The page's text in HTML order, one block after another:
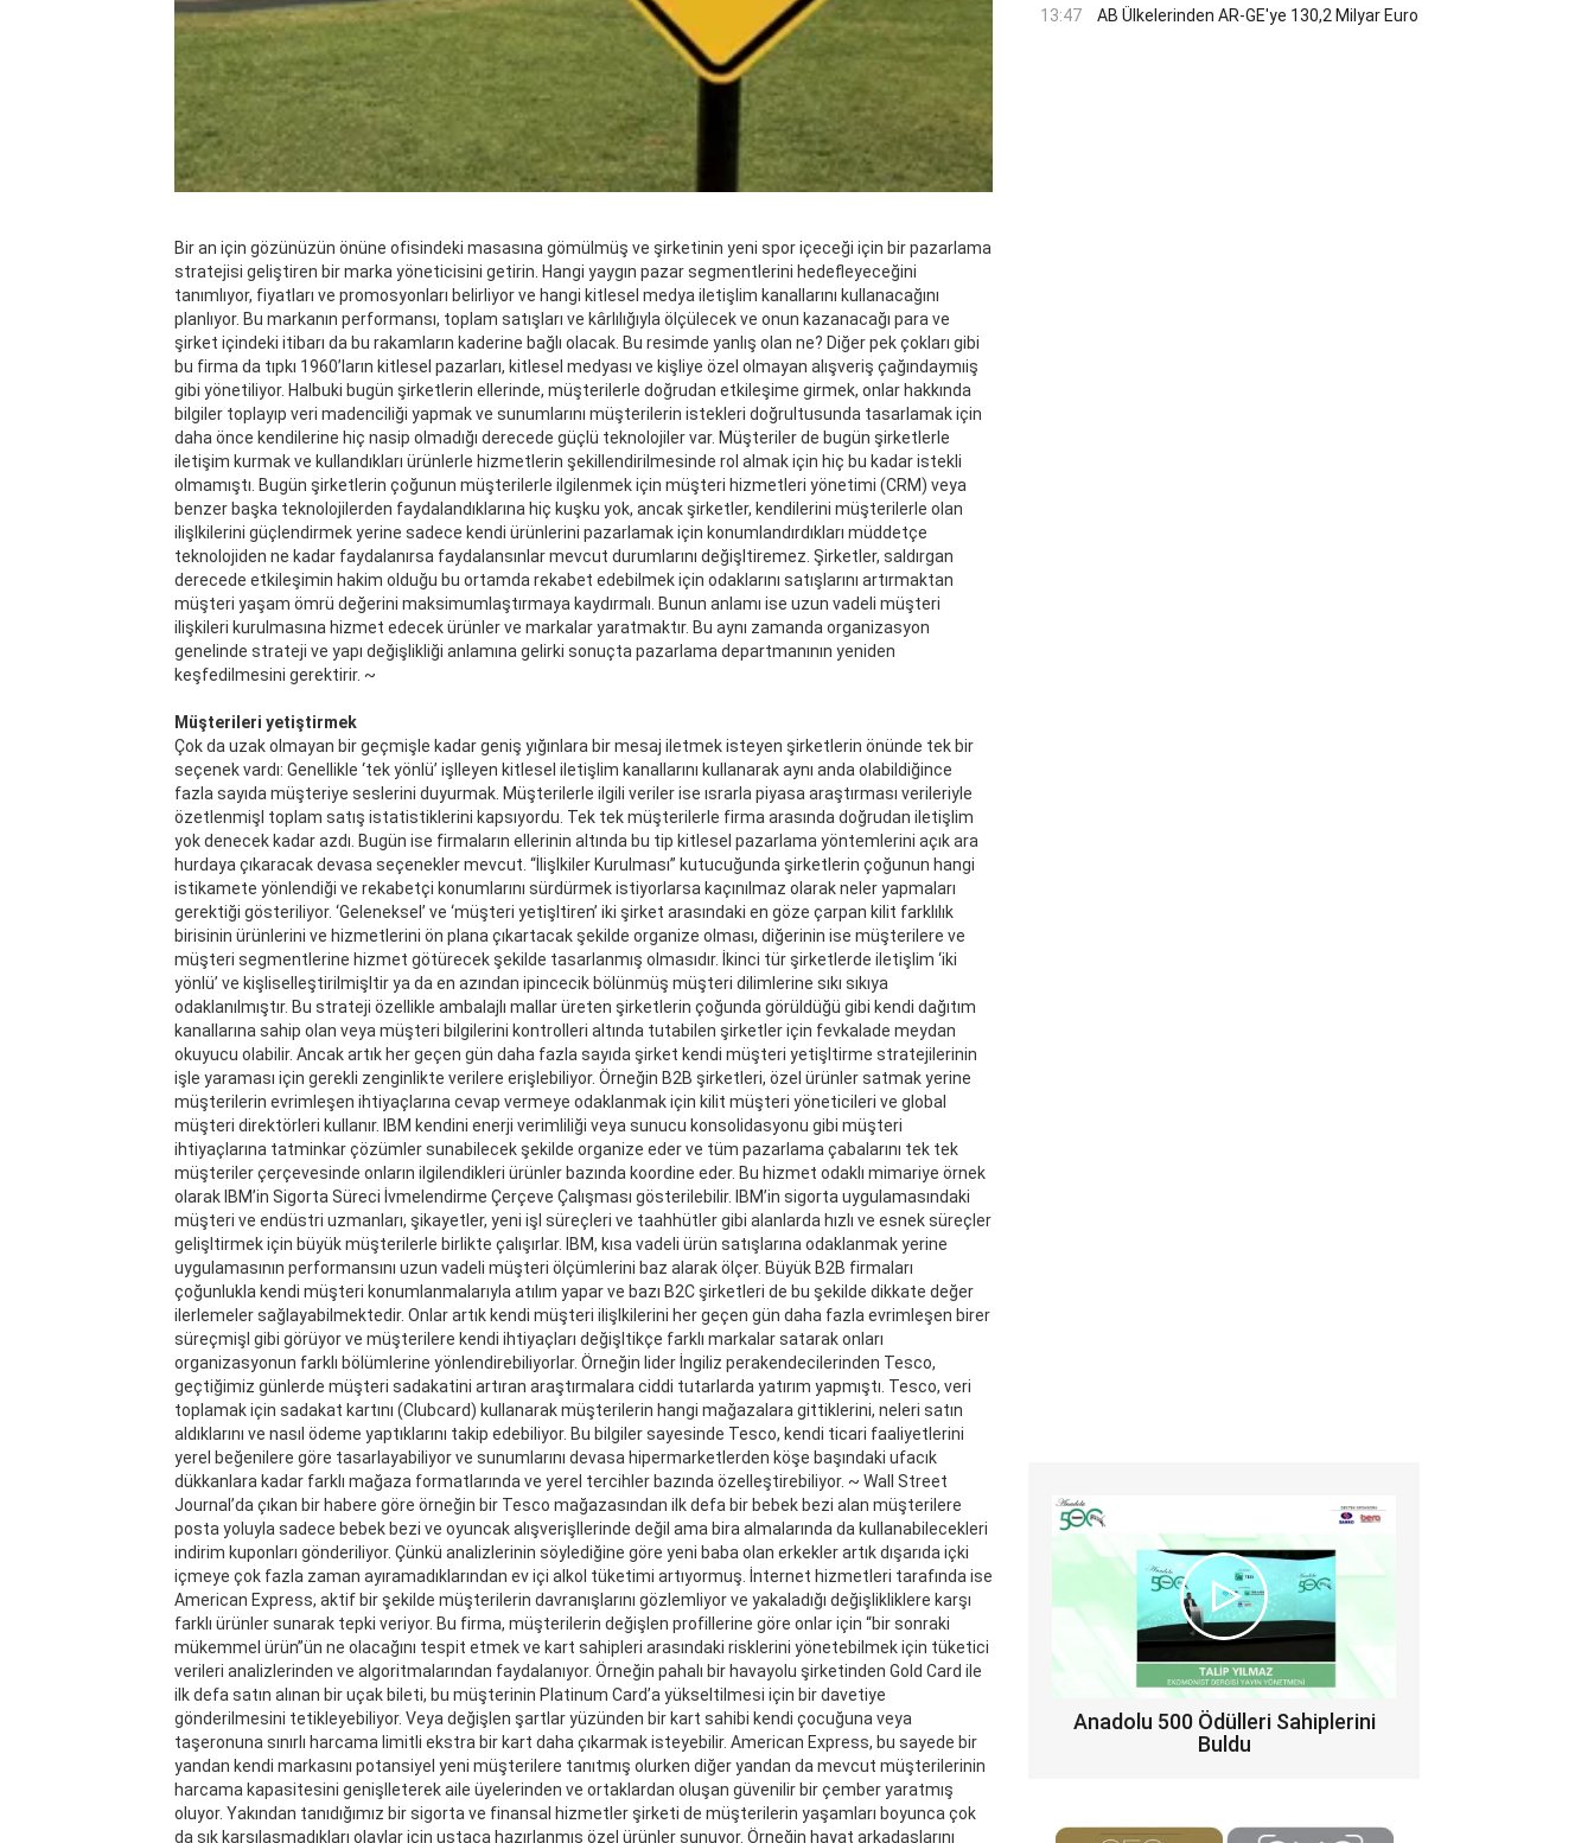
Bir an için gözünüzün önüne ofisindeki masasına gömülmüş ve şirketinin yeni spor içeceği için bir pazarlama
stratejisi geliştiren bir marka yöneticisini getirin. Hangi yaygın pazar segmentlerini hedefleyeceğini
tanımlıyor, fiyatları ve promosyonları belirliyor ve hangi kitlesel medya iletişlim kanallarını kullanacağını
planlıyor. Bu markanın performansı, toplam satışları ve kârlılığıyla ölçülecek ve onun kazanacağı para ve
şirket içindeki itibarı da bu rakamların kaderine bağlı olacak. Bu resimde yanlış olan ne? Diğer pek çokları gibi
bu firma da tıpkı 1960’ların kitlesel pazarları, kitlesel medyası ve kişliye özel olmayan alışveriş çağındaymıiş
gibi yönetiliyor. Halbuki bugün şirketlerin ellerinde, müşterilerle doğrudan etkileşime girmek, onlar hakkında
bilgiler toplayıp veri madenciliği yapmak ve sunumlarını müşterilerin istekleri doğrultusunda tasarlamak için
daha önce kendilerine hiç nasip olmadığı derecede güçlü teknolojiler var. Müşteriler de bugün şirketlerle
iletişim kurmak ve kullandıkları ürünlerle hizmetlerin şekillendirilmesinde rol almak için hiç bu kadar istekli
olmamıştı. Bugün şirketlerin çoğunun müşterilerle ilgilenmek için müşteri hizmetleri yönetimi (CRM) veya
benzer başka teknolojilerden faydalandıklarına hiç kuşku yok, ancak şirketler, kendilerini müşterilerle olan
ilişlkilerini güçlendirmek yerine sadece kendi ürünlerini pazarlamak için konumlandırdıkları müddetçe
teknolojiden ne kadar faydalanırsa faydalansınlar mevcut durumlarını değişltiremez. Şirketler, saldırgan
derecede etkileşimin hakim olduğu bu ortamda rekabet edebilmek için odaklarını satışlarını artırmaktan
müşteri yaşam ömrü değerini maksimumlaştırmaya kaydırmalı. Bunun anlamı ise uzun vadeli müşteri
ilişkileri kurulmasına hizmet edecek ürünler ve markalar yaratmaktır. Bu aynı zamanda organizasyon
genelinde strateji ve yapı değişlikliği anlamına gelirki sonuçta pazarlama departmanının yeniden
keşfedilmesini gerektirir. ~
Müşterileri yetiştirmek
Çok da uzak olmayan bir geçmişle kadar geniş yığınlara bir mesaj iletmek isteyen şirketlerin önünde tek bir
seçenek vardı: Genellikle ‘tek yönlü’ işlleyen kitlesel iletişlim kanallarını kullanarak aynı anda olabildiğince
fazla sayıda müşteriye seslerini duyurmak. Müşterilerle ilgili veriler ise ısrarla piyasa araştırması verileriyle
özetlenmişl toplam satış istatistiklerini kapsıyordu. Tek tek müşterilerle firma arasında doğrudan iletişlim
yok denecek kadar azdı. Bugün ise firmaların ellerinin altında bu tip kitlesel pazarlama yöntemlerini açık ara
hurdaya çıkaracak devasa seçenekler mevcut. “İlişlkiler Kurulması” kutucuğunda şirketlerin çoğunun hangi
istikamete yönlendiği ve rekabetçi konumlarını sürdürmek istiyorlarsa kaçınılmaz olarak neler yapmaları
gerektiği gösteriliyor. ‘Geleneksel’ ve ‘müşteri yetişltiren’ iki şirket arasındaki en göze çarpan kilit farklılık
birisinin ürünlerini ve hizmetlerini ön plana çıkartacak şekilde organize olması, diğerinin ise müşterilere ve
müşteri segmentlerine hizmet götürecek şekilde tasarlanmış olmasıdır. İkinci tür şirketlerde iletişlim ‘iki
yönlü’ ve kişliselleştirilmişltir ya da en azından ipincecik bölünmüş müşteri dilimlerine sıkı sıkıya
odaklanılmıştır. Bu strateji özellikle ambalajlı mallar üreten şirketlerin çoğunda görüldüğü gibi kendi dağıtım
kanallarına sahip olan veya müşteri bilgilerini kontrolleri altında tutabilen şirketler için fevkalade meydan
okuyucu olabilir. Ancak artık her geçen gün daha fazla sayıda şirket kendi müşteri yetişltirme stratejilerinin
işle yaraması için gerekli zenginlikte verilere erişlebiliyor. Örneğin B2B şirketleri, özel ürünler satmak yerine
müşterilerin evrimleşen ihtiyaçlarına cevap vermeye odaklanmak için kilit müşteri yöneticileri ve global
müşteri direktörleri kullanır. IBM kendini enerji verimliliği veya sunucu konsolidasyonu gibi müşteri
ihtiyaçlarına tatminkar çözümler sunabilecek şekilde organize eder ve tüm pazarlama çabalarını tek tek
müşteriler çerçevesinde onların ilgilendikleri ürünler bazında koordine eder. Bu hizmet odaklı mimariye örnek
olarak IBM’in Sigorta Süreci İvmelendirme Çerçeve Çalışması gösterilebilir. IBM’in sigorta uygulamasındaki
müşteri ve endüstri uzmanları, şikayetler, yeni işl süreçleri ve taahhütler gibi alanlarda hızlı ve esnek süreçler
gelişltirmek için büyük müşterilerle birlikte çalışırlar. IBM, kısa vadeli ürün satışlarına odaklanmak yerine
uygulamasının performansını uzun vadeli müşteri ölçümlerini baz alarak ölçer. Büyük B2B firmaları
çoğunlukla kendi müşteri konumlanmalarıyla atılım yapar ve bazı B2C şirketleri de bu şekilde dikkate değer
ilerlemeler sağlayabilmektedir. Onlar artık kendi müşteri ilişlkilerini her geçen gün daha fazla evrimleşen birer
süreçmişl gibi görüyor ve müşterilere kendi ihtiyaçları değişltikçe farklı markalar satarak onları
organizasyonun farklı bölümlerine yönlendirebiliyorlar. Örneğin lider İngiliz perakendecilerinden Tesco,
geçtiğimiz günlerde müşteri sadakatini artıran araştırmalara ciddi tutarlarda yatırım yapmıştı. Tesco, veri
toplamak için sadakat kartını (Clubcard) kullanarak müşterilerin hangi mağazalara gittiklerini, neleri satın
aldıklarını ve nasıl ödeme yaptıklarını takip edebiliyor. Bu bilgiler sayesinde Tesco, kendi ticari faaliyetlerini
yerel beğenilere göre tasarlayabiliyor ve sunumlarını devasa hipermarketlerden köşe başındaki ufacık
dükkanlara kadar farklı mağaza formatlarında ve yerel tercihler bazında özelleştirebiliyor. ~ Wall Street
Journal’da çıkan bir habere göre örneğin bir Tesco mağazasından ilk defa bir bebek bezi alan müşterilere
posta yoluyla sadece bebek bezi ve oyuncak alışverişllerinde değil ama bira almalarında da kullanabilecekleri
indirim kuponları gönderiliyor. Çünkü analizlerinin söylediğine göre yeni baba olan erkekler artık dışarıda içki
içmeye çok fazla zaman ayıramadıklarından ev içi alkol tüketimi artıyormuş. İnternet hizmetleri tarafında ise
American Express, aktif bir şekilde müşterilerin davranışlarını gözlemliyor ve yakaladığı değişlikliklere karşı
farklı ürünler sunarak tepki veriyor. Bu firma, müşterilerin değişlen profillerine göre onlar için “bir sonraki
mükemmel ürün”ün ne olacağını tespit etmek ve kart sahipleri arasındaki risklerini yönetebilmek için tüketici
verileri analizlerinden ve algoritmalarından faydalanıyor. Örneğin pahalı bir havayolu şirketinden Gold Card ile
ilk defa satın alınan bir uçak bileti, bu müşterinin Platinum Card’a yükseltilmesi için bir davetiye
gönderilmesini tetikleyebiliyor. Veya değişlen şartlar yüzünden bir kart sahibi kendi çocuğuna veya
taşeronuna sınırlı harcama limitli ekstra bir kart daha çıkarmak isteyebilir. American Express, bu sayede bir
yandan kendi markasını potansiyel yeni müşterilere tanıtmış olurken diğer yandan da mevcut müşterilerinin
harcama kapasitesini genişlleterek aile üyelerinden ve ortaklardan oluşan güvenilir bir çember yaratmış
oluyor. Yakından tanıdığımız bir sigorta ve finansal hizmetler şirketi de müşterilerin yaşamları boyunca çok
da sık karşılaşmadıkları olaylar için ustaca hazırlanmış özel ürünler sunuyor. Örneğin hayat arkadaşlarını
13:47 AB Ülkelerinden AR-GE'ye 130,2 Milyar Euro
Anadolu 500 Ödülleri Sahiplerini
Buldu